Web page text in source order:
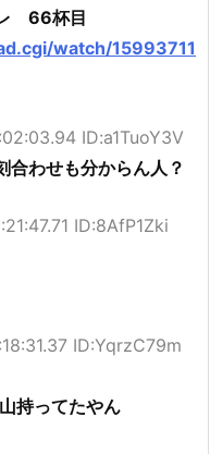
レ 66杯目
watch/15993711
ID:a1TuoY3V
合わせも分からん人？
ID:8AfP1Zki
ID:YqrzC79m
持ってたやん